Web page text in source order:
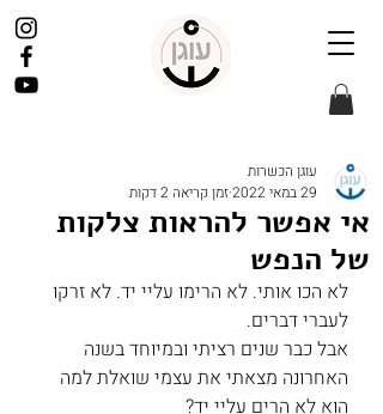
אי אפשר להראות צלקות
של הנפש
עוגן הכשרות
29 במאי 2022
זמן קריאה 2 דקות
לא הכו אותי. לא הרימו עליי יד. לא זרקו
לעברי דברים.
אבל כבר שנים רציתי ובמיוחד בשנה
האחרונה מצאתי את עצמי שואלת למה
הוא לא הרים עליי יד?